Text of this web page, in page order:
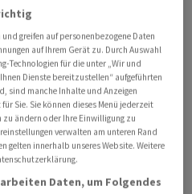
Warenhandel habe derzeit
unter dem langjährigen
Arthur Jurus von Oddo
könnten sich die hiesigen
dass die Flaute anhalten
Exportindustrie sei
weltweite Nachfrage
unterdurchschnittlich zu
greifen auf personenbezogene Daten
auf Ihrem Gerät zu. Durch Auswahl
Technologien für die unter „Wir und
Dienste bereitzustellen“ aufgeführten
sind manche Inhalte und Anzeigen
Sie. Sie können dieses Menü jederzeit
ändern oder Ihre Einwilligung zu
verwalten am unteren Rand
gelten innerhalb unseres Website. Weitere
Daten, um Folgendes